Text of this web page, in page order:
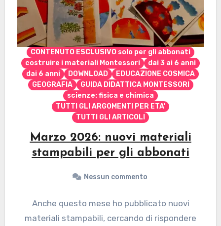
CONTENUTO ESCLUSIVO solo per gli abbonati
costruire i materiali Montessori
dai 3 ai 6 anni
dai 6 anni
DOWNLOAD
EDUCAZIONE COSMICA
GEOGRAFIA
GUIDA DIDATTICA MONTESSORI
scienze: fisica e chimica
TUTTI GLI ARGOMENTI PER ETA'
TUTTI GLI ARTICOLI
Marzo 2026: nuovi materiali
stampabili per gli abbonati
Nessun commento
Anche questo mese ho pubblicato nuovi
materiali stampabili, cercando di rispondere